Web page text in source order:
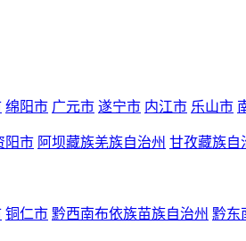
绵阳市 广元市 遂宁市 内江市 乐山市
阳市 阿坝藏族羌族自治州 甘孜藏族自
铜仁市 黔西南布依族苗族自治州 黔东